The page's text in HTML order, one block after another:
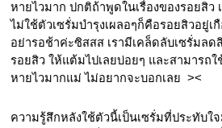
หายไวมาก ปกติถ้าพูดในเรื่องของรอยสิว
ไม่ใช้ตัวเซรั่มบำรุงเผลอๆก็คือรอยสิวอยู่เ
อย่ารอช้าค่ะซิสสส เรามีเคล็ดลับเซรั่มลด
รอยสิว ให้แต้มไปเลยบ่อยๆ และสามารถ
หายไวมากแม่ ไม่อยากจะบอกเลย  ><
ความรู้สึกหลังใช้ตัวนี้เป็นเซรั่มที่ประทับใ